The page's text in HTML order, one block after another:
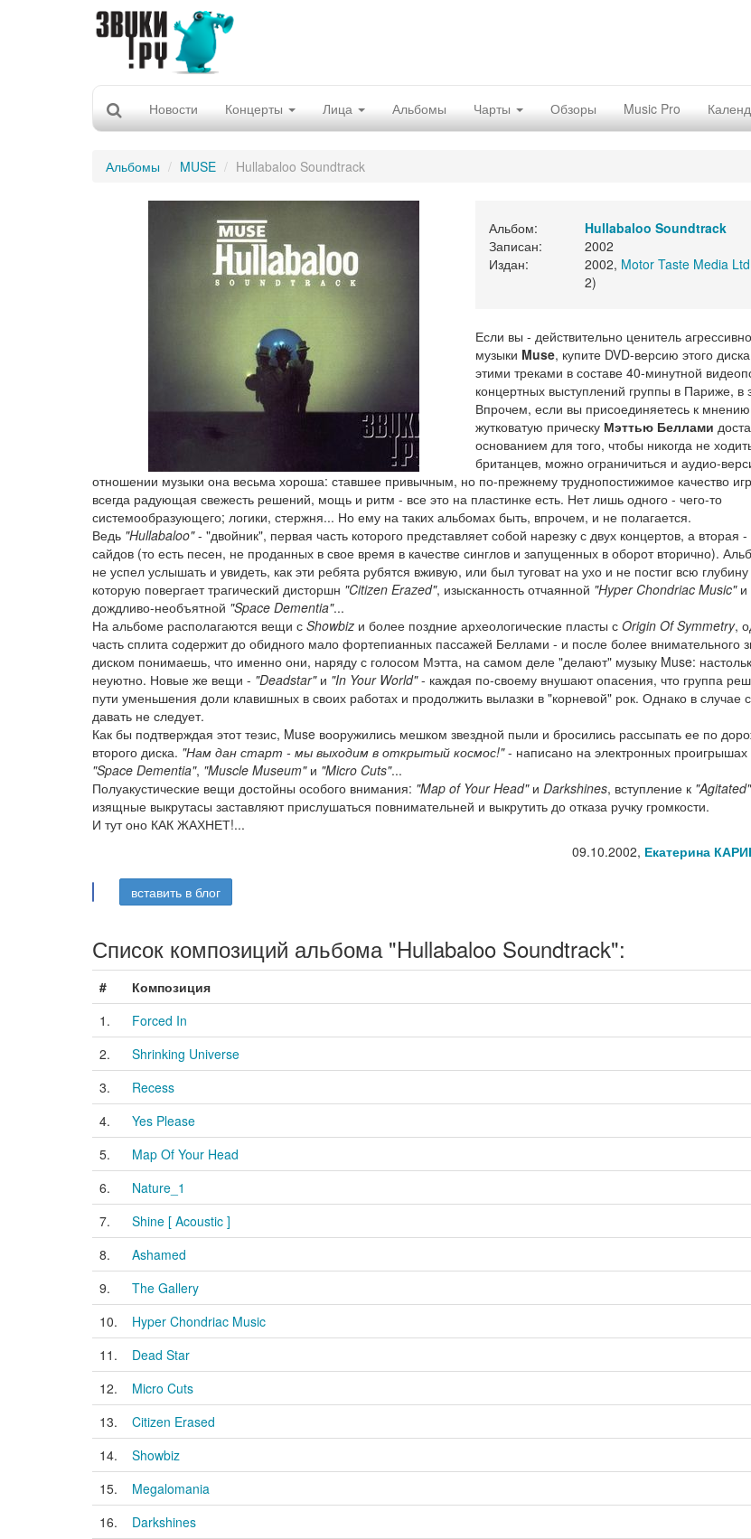
Новости Концерты Лица Альбомы Чарты Обзоры Music Pro
Альбомы MUSE Hullabaloo Soundtrack
Альбом:
Hullabaloo Soundtrack
Записан:
2002
Издан:
2002, Motor Taste Media
2)
Если вы - действительно ценитель
музыки Muse, купите DVD-версию этого
этими треками в составе 40-минутной
концертных выступлений группы в Париже, в
Впрочем, если вы присоединяетесь к мнению
жутковатую прическу Мэттью Беллами
основанием для того, чтобы никогда не
британцев, можно ограничиться и аудио-
отношении музыки она весьма хороша: ставшее привычным, но по-прежнему труднопостижимое качество
всегда радующая свежесть решений, мощь и ритм - все это на пластинке есть. Нет лишь одного - чего-то
системообразующего; логики, стержня... Но ему на таких альбомах быть, впрочем, и не полагается.
Ведь "Hullabaloo"- "двойник", первая часть которого представляет собой нарезку с двух концертов, а вторая
сайдов (то есть песен, не проданных в свое время в качестве синглов и запущенных в оборот вторично).
не успел услышать и увидеть, как эти ребята рубятся вживую, или был туговат на ухо и не постиг всю
которую повергает трагический дисторшн "Citizen Erazed", изысканность отчаянной "Hyper Chondriac Music"и
дождливо-необъятной "Space Dementia"...
На альбоме располагаются вещи с Showbiz и более поздние археологические пласты с Origin Of Symmetry,
часть сплита содержит до обидного мало фортепианных пассажей Беллами - и после более внимательного
диском понимаешь, что именно они, наряду с голосом Мэтта, на самом деле "делают" музыку Muse:
неуютно. Новые же вещи - "Deadstar"и "In Your World"- каждая по-своему внушают опасения, что группа
пути уменьшения доли клавишных в своих работах и продолжить вылазки в "корневой" рок. Однако в случае
давать не следует.
Как бы подтверждая этот тезис, Muse вооружились мешком звездной пыли и бросились рассыпать ее по
второго диска. "Нам дан старт - мы выходим в открытый космос!"- написано на электронных проигрышах
"Space Dementia", "Muscle Museum"и "Micro Cuts"...
Полуакустические вещи достойны особого внимания: "Map of Your Head"и Darkshines, вступление к "Agitated"
изящные выкрутасы заставляют прислушаться повнимательней и выкрутить до отказа ручку громкости.
И тут оно КАК ЖАХНЕТ!...
09.10.2002, Екатерина
вставить в блог
Список композиций альбома "Hullabaloo Soundtrack":
#
Композиция
1.
Forced In
2.
Shrinking Universe
3.
Recess
4.
Yes Please
5.
Map Of Your Head
6.
Nature_1
7.
Shine [ Acoustic ]
8.
Ashamed
9.
The Gallery
10.
Hyper Chondriac Music
11.
Dead Star
12.
Micro Cuts
13.
Citizen Erased
14.
Showbiz
15.
Megalomania
16.
Darkshines